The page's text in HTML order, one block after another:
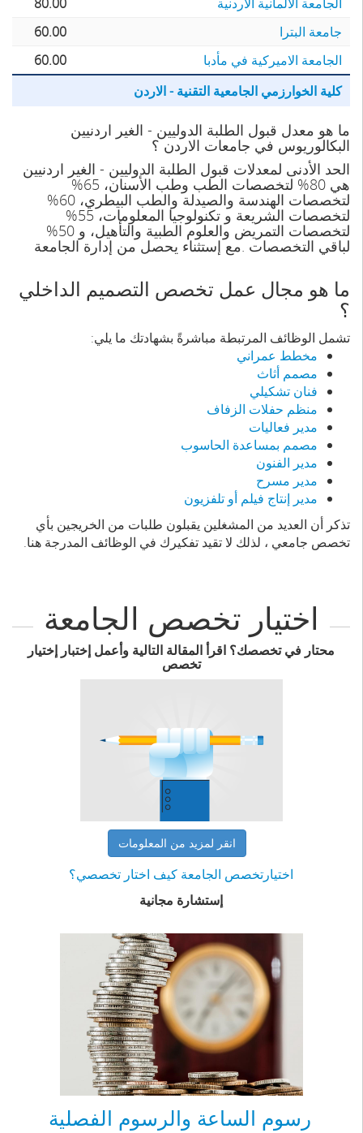
جامعة البترا
60.00
الجامعة الاميركية في مأدبا
60.00
كلية الخوارزمي الجامعية التقنية - الاردن
ما هو معدل قبول الطلبة الدوليين - الغير اردنيين
البكالوريوس في جامعات الاردن ؟
الحد الأدنى لمعدلات قبول الطلبة الدوليين - الغير اردنيين
هي 80% لتخصصات الطب وطب الأسنان، 65%
لتخصصات الهندسة والصيدلة والطب البيطري، 60%
لتخصصات الشريعة و تكنولوجيا المعلومات، 55%
لتخصصات التمريض والعلوم الطبية والتأهيل، و 50%
لباقي التخصصات .مع إستثناء يحصل من إدارة الجامعة
ما هو مجال عمل تخصص التصميم الداخلي
؟
تشمل الوظائف المرتبطة مباشرةً بشهادتك ما يلي:
مخطط عمراني
مصمم أثاث
فنان تشكيلي
منظم حفلات الزفاف
مدير فعاليات
مصمم بمساعدة الحاسوب
مدير الفنون
مدير مسرح
مدير إنتاج فيلم أو تلفزيون
تذكر أن العديد من المشغلين يقبلون طلبات من الخريجين بأي
تخصص جامعي ، لذلك لا تقيد تفكيرك في الوظائف المدرجة هنا.
اختيار تخصص الجامعة
محتار في تخصصك؟ اقرأ المقالة التالية وأعمل إختبار إختيار
تخصص
انقر لمزيد من المعلومات
اختيارتخصص الجامعة كيف اختار تخصصي؟
إستشارة مجانية
رسوم الساعة والرسوم الفصلية